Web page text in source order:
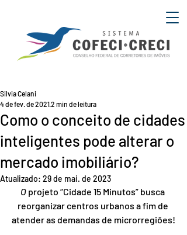
Como o conceito de cidades
inteligentes pode alterar o
mercado imobiliário?
Silvia Celani
4 de fev. de 20212 min de leitura
Atualizado: 29 de mai. de 2023
O projeto “Cidade 15 Minutos” busca
reorganizar centros urbanos a fim de
atender as demandas de microrregiões!